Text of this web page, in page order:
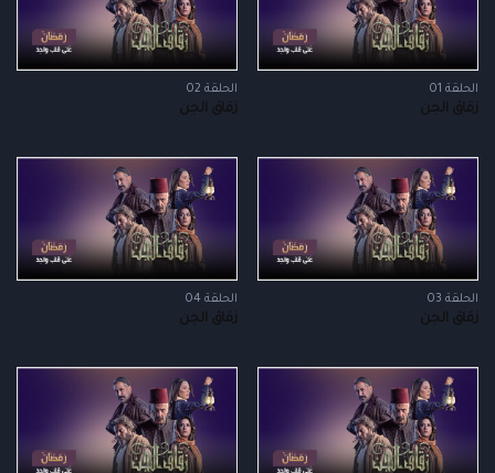
الحلقة 01
زقاق الجن
الحلقة 02
زقاق الجن
الحلقة 03
زقاق الجن
الحلقة 04
زقاق الجن